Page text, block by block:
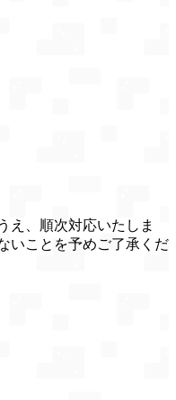
え、順次対応いたしま
いことを予めご了承くだ